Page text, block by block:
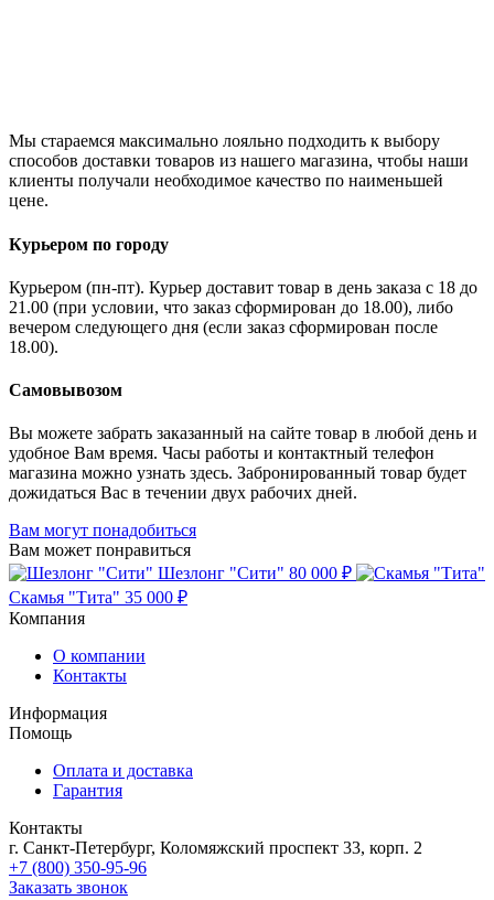
Мы стараемся максимально лояльно подходить к выбору
способов доставки товаров из нашего магазина, чтобы наши
клиенты получали необходимое качество по наименьшей
цене.
Курьером по городу
Курьером (пн-пт). Курьер доставит товар в день заказа с 18 до
21.00 (при условии, что заказ сформирован до 18.00), либо
вечером следующего дня (если заказ сформирован после
18.00).
Самовывозом
Вы можете забрать заказанный на сайте товар в любой день и
удобное Вам время. Часы работы и контактный телефон
магазина можно узнать здесь. Забронированный товар будет
дожидаться Вас в течении двух рабочих дней.
Вам могут понадобиться
Вам может понравиться
Шезлонг "Сити" 80 000 ₽
Скамья "Тита" 35 000 ₽
Компания
О компании
Контакты
Информация
Помощь
Оплата и доставка
Гарантия
Контакты
г. Санкт-Петербург, Коломяжский проспект 33, корп. 2
+7 (800) 350-95-96
Заказать звонок